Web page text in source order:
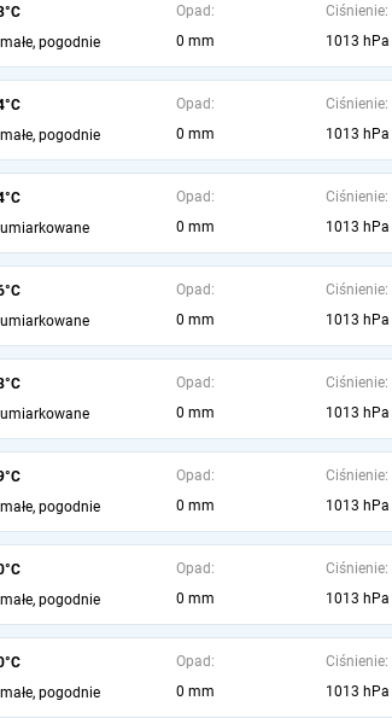
pogodnie
Opad:
0 mm
Ciśnienie:
1013 hPa
pogodnie
Opad:
0 mm
Ciśnienie:
1013 hPa
Opad:
0 mm
Ciśnienie:
1013 hPa
Opad:
0 mm
Ciśnienie:
1013 hPa
Opad:
0 mm
Ciśnienie:
1013 hPa
pogodnie
Opad:
0 mm
Ciśnienie:
1013 hPa
pogodnie
Opad:
0 mm
Ciśnienie:
1013 hPa
pogodnie
Opad:
0 mm
Ciśnienie:
1013 hPa